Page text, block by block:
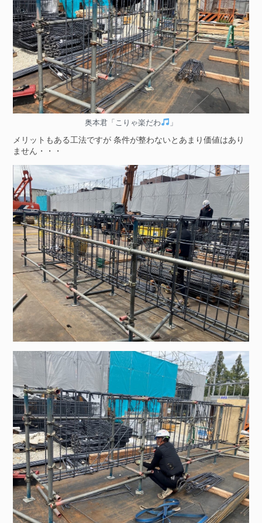
奥本君「こりゃ楽だわ 」
メリットもある工法ですが 条件が整わないとあまり価値はあり
ません・・・